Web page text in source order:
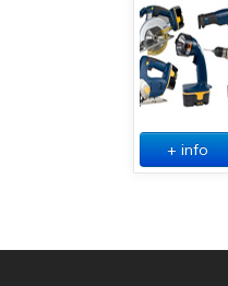
+ info